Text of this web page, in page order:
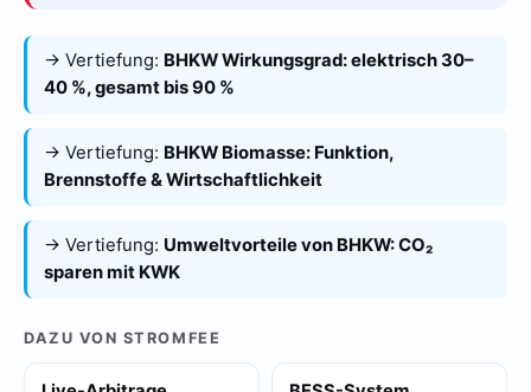
→ Vertiefung: BHKW Wirkungsgrad: elektrisch 30–
40 %, gesamt bis 90 %
→ Vertiefung: BHKW Biomasse: Funktion,
Brennstoffe & Wirtschaftlichkeit
→ Vertiefung: Umweltvorteile von BHKW: CO₂
sparen mit KWK
DAZU VON STROMFEE